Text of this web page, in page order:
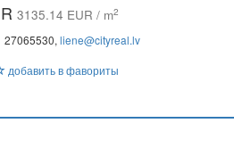
3135.14 EUR / m2
27065530, liene@cityreal.lv
добавить в фавориты